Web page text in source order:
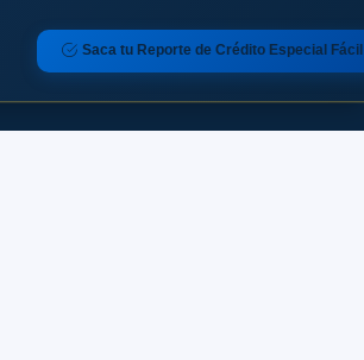
Saca tu Reporte de Crédito Especial Fácil